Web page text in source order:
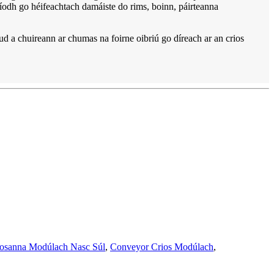
go héifeachtach damáiste do rims, boinn, páirteanna
a chuireann ar chumas na foirne oibriú go díreach ar an crios
Modúlach Nasc Súl, Conveyor Crios Modúlach,